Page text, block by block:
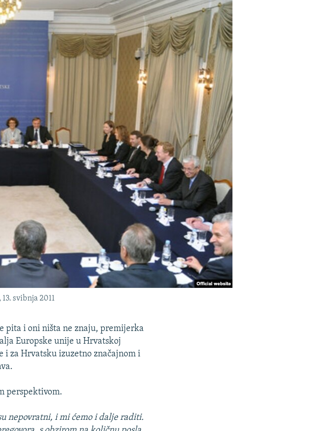
svibnja 2011
pita i oni ništa ne znaju, premijerka
Europske unije u Hrvatskoj
i za Hrvatsku izuzetno značajnom i
perspektivom.
nepovratni, i mi ćemo i dalje raditi.